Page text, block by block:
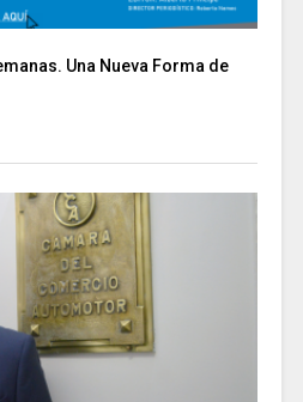
Una Nueva Forma de